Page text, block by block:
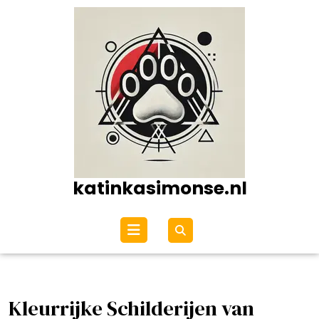
katinkasimonse.nl
Open
menu
Kleurrijke Schilderijen van